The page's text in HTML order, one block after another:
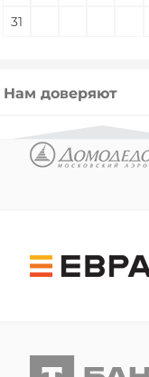
31
Нам доверяют